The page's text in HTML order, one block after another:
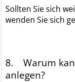
Sollten Sie sich
wenden Sie sich
8. Warum
anlegen?